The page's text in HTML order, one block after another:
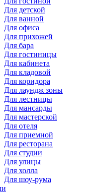
Для детской
Для ванной
Для офиса
Для прихожей
Для бара
Для гостиницы
Для кабинета
Для кладовой
Для коридора
Для лаундж зоны
Для лестницы
Для мансарды
Для мастерской
Для отеля
Для приемной
Для ресторана
Для студии
Для улицы
Для холла
Для шоу-рума